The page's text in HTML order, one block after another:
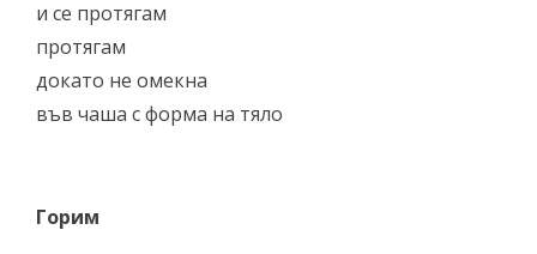
и се протягам
протягам
докато не омекна
във чаша с форма на тяло
Горим